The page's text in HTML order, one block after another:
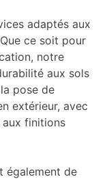
adaptés aux
ce soit pour
notre
aux sols
pose de
extérieur, avec
finitions
également de